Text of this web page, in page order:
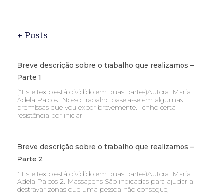
+ Posts
Breve descrição sobre o trabalho que realizamos –
Parte 1
(*Este texto está dividido em duas partes)Autora: Maria
Adela Palcos Nosso trabalho baseia-se em algumas
premissas que vou expor brevemente. Tenho certa
resistência por iniciar
Breve descrição sobre o trabalho que realizamos –
Parte 2
* Este texto está dividido em duas partes)Autora: Maria
Adela Palcos 2. Massagens São indicadas para ajudar a
destravar zonas que uma pessoa não consegue,